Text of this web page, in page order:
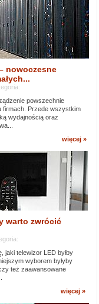
nowoczesne
powszechnie
firmach. Przede wszystkim
wydajnością oraz
więcej »
warto zwrócić
jaki telewizor LED byłby
wyborem byłyby
też zaawansowane
więcej »